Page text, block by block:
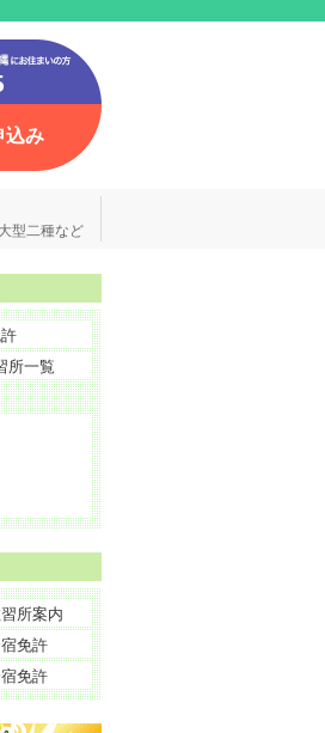
込み
型二種など
所一覧
所案内
免許
免許